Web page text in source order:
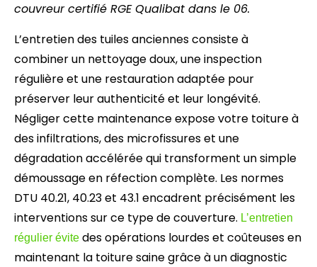
couvreur certifié RGE Qualibat dans le 06.
L’entretien des tuiles anciennes consiste à
combiner un nettoyage doux, une inspection
régulière et une restauration adaptée pour
préserver leur authenticité et leur longévité.
Négliger cette maintenance expose votre toiture à
des infiltrations, des microfissures et une
dégradation accélérée qui transforment un simple
démoussage en réfection complète. Les normes
DTU 40.21, 40.23 et 43.1 encadrent précisément les
interventions sur ce type de couverture. L’entretien
régulier évite des opérations lourdes et coûteuses en
maintenant la toiture saine grâce à un diagnostic